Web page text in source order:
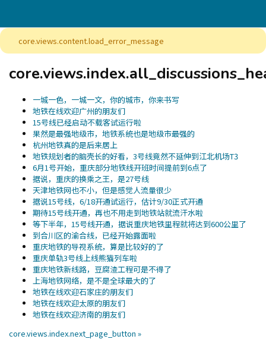
core.views.content.load_error_message
一城一色，一城一文，你的城市，你来书写
地铁在线欢迎广州的朋友们
15号线已经启动不载客试运行啦
果然是最强地级市，地铁系统也是地级市最强的
杭州地铁真的是后来居上
地铁规划者的脑壳长的好看，3号线竟然不延伸到江北机场T3
6月1号开始，重庆部分地铁线开班时间提前到6点了
据说，重庆的换乘之王，是27号线
天津地铁网也不小，但是感觉人流量很少
据说15号线，6/18开通试运行，估计9/30正式开通
期待15号线开通，再也不用走到地铁站就流汗水啦
等下半年，15号线开通，据说重庆地铁里程就将达到600公里了
到合川区的渝合线，已经开始露面啦
重庆地铁的导视系统，算是比较好的了
重庆单轨3号线上线熊猫列车啦
重庆地铁新线路，豆腐渣工程可是不得了
上海地铁网络，是不是全球最大的了
地铁在线欢迎石家庄的朋友们
地铁在线欢迎太原的朋友们
地铁在线欢迎济南的朋友们
core.views.index.next_page_button »